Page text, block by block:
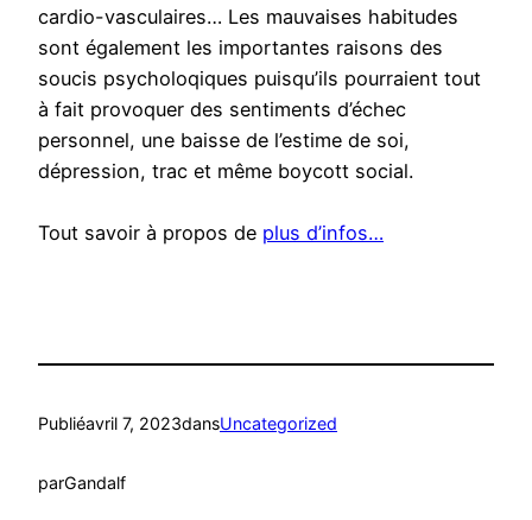
cardio-vasculaires… Les mauvaises habitudes
sont également les importantes raisons des
soucis psycholoqiques puisqu’ils pourraient tout
à fait provoquer des sentiments d’échec
personnel, une baisse de l’estime de soi,
dépression, trac et même boycott social.
Tout savoir à propos de plus d’infos…
Publiéavril 7, 2023dansUncategorized
parGandalf